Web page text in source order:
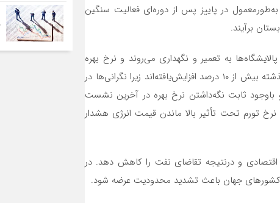
در آمریکا به‌طورمعمول در پاییز پس از دوره‌ای فعالیت سنگین
برآیند.
به تعمیر و نگهداری می‌روند و نرخ بهره
بالاتر، بازارها را تحت‌فشار قرار خواهد داد. قراردادهای نفتی در ۳ هفته گذشته بیش از ۱۰ درصد افزایش‌یافته‌اند زیرا نگرانی‌ها در
ثابت نگه‌داشتن نرخ بهره در آخرین نشست
تورم تحت تأثیر بالا ماندن قیمت انرژی هشدار
اقتصادی و درنتیجه تقاضای نفت را کاهش دهد. در
کشورهای جهان باعث تشدید محدودیت عرضه شود.